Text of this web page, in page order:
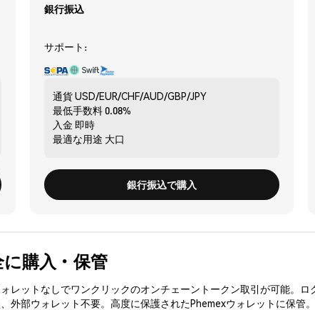
銀行振込
サポート:
通貨USD/EUR/CHF/AUD/GBP/JPY
最低手数料0.08%
入金 即時
最適な用途 大口
銀行振込で購入
購入・保管
レットなしでワンクリックのオンチェーントークン取引が可能。ロ
外部ウォレット不要。高度に保護されたPhemexウォレットに保管